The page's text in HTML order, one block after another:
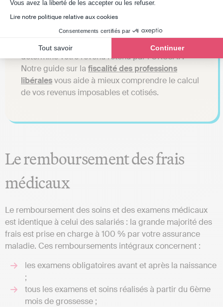
Vous avez la liberté de les accepter ou les refuser.
Lire notre politique relative aux cookies
Consentements certifiés par
Tout savoir Continuer
📌 Bon à savoir : votre régime fiscal a un impact
direct sur le montant de vos indemnités puisqu’il
détermine votre revenu retenu par l’URSSAF.
Notre guide sur la fiscalité des professions
libéralesvous aide à mieux comprendre le calcul
de vos revenus imposables et cotisés.
Le remboursement des frais
médicaux
Le remboursement des soins et des examens médicaux
est identique à celui des salariés : la grande majorité des
frais est prise en charge à 100 % par votre assurance
maladie. Ces remboursements intégraux concernent :
les examens obligatoires avant et après la naissance
;
tous les examens et soins réalisés à partir du 6ème
mois de grossesse ;